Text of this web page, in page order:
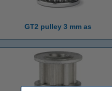
GT2 pulley 3 mm as